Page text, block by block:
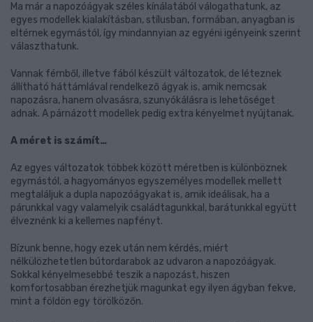
Ma már a napozóágyak széles kínálatából válogathatunk, az
egyes modellek kialakításban, stílusban, formában, anyagban is
eltérnek egymástól, így mindannyian az egyéni igényeink szerint
választhatunk.
Vannak fémből, illetve fából készült változatok, de léteznek
állítható háttámlával rendelkező ágyak is, amik nemcsak
napozásra, hanem olvasásra, szunyókálásra is lehetőséget
adnak. A párnázott modellek pedig extra kényelmet nyújtanak.
A méret is számít…
Az egyes változatok többek között méretben is különböznek
egymástól, a hagyományos egyszemélyes modellek mellett
megtaláljuk a dupla napozóágyakat is, amik ideálisak, ha a
párunkkal vagy valamelyik családtagunkkal, barátunkkal együtt
élveznénk ki a kellemes napfényt.
Bízunk benne, hogy ezek után nem kérdés, miért
nélkülözhetetlen bútordarabok az udvaron a napozóágyak.
Sokkal kényelmesebbé teszik a napozást, hiszen
komfortosabban érezhetjük magunkat egy ilyen ágyban fekve,
mint a földön egy törölközőn.